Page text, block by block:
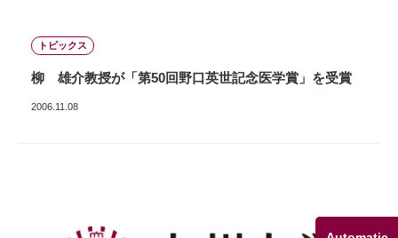
トピックス
柳 雄介教授が「第50回野口英世記念医学賞」を受賞
2006.11.08